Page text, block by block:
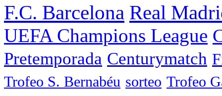
F.C. Barcelona Real
UEFA Champions League
Pretemporada Centurymatch
Trofeo S. Bernabéu sorteo Trofeo